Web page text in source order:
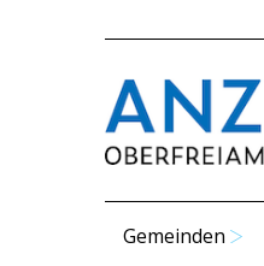
Gemeinden